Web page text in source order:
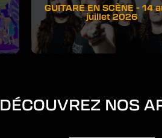
GUITARE EN SCÈNE - 14
juillet 2026
DÉCOUVREZ NOS